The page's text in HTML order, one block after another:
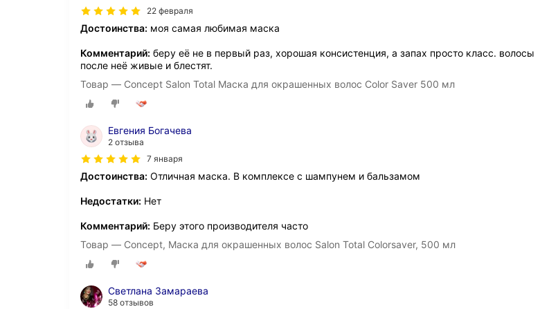
22 февраля
Достоинства: моя самая любимая маска
Комментарий: беру её не в первый раз, хорошая консистенция, а запах просто класс. волосы
после неё живые и блестят.
Товар — Concept Salon Total Маска для окрашенных волос Color Saver 500 мл
Евгения Богачева
2 отзыва
7 января
Достоинства: Отличная маска. В комплексе с шампунем и бальзамом
Недостатки: Нет
Комментарий: Беру этого производителя часто
Товар — Concept, Маска для окрашенных волос Salon Total Colorsaver, 500 мл
Светлана Замараева
58 отзывов